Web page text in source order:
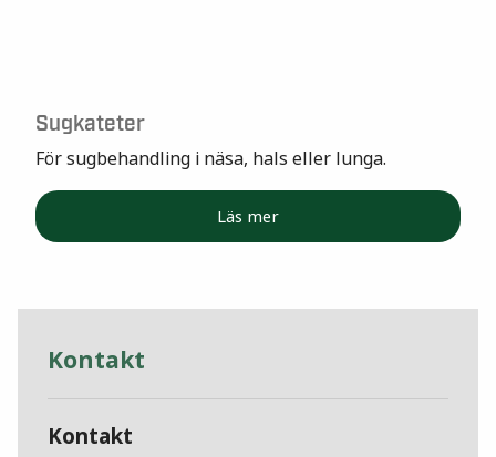
Kontakt
Kontakt
Sugkateter
För sugbehandling i näsa, hals eller lunga.
Läs mer